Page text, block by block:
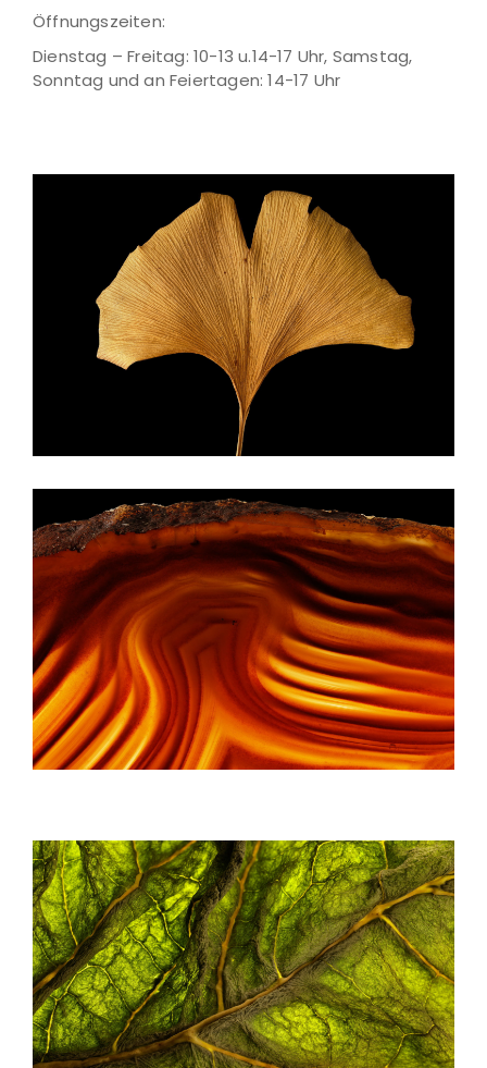
Öffnungszeiten:
Dienstag – Freitag: 10-13 u.14-17 Uhr, Samstag,
Sonntag und an Feiertagen: 14-17 Uhr